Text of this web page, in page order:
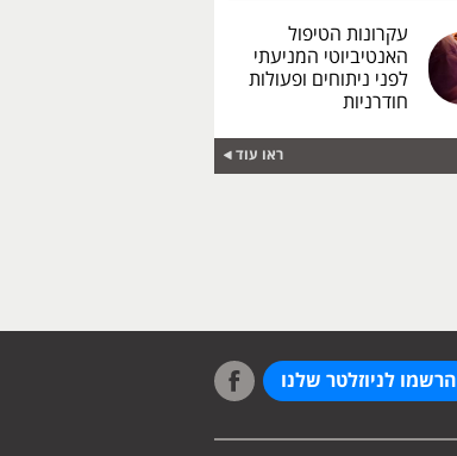
עקרונות הטיפול
האנטיביוטי המניעתי
לפני ניתוחים ופעולות
חודרניות
ראו עוד
הרשמו לניוזלטר שלנו